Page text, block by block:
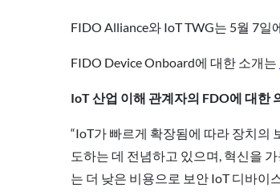
FIDO Alliance와 IoT TWG는 5월 7일
FIDO Device Onboard에 대한 소개는
IoT 산업 이해 관계자의 FDO에 대한
“IoT가 빠르게 확장됨에 따라 장치의
도하는 데 전념하고 있으며, 혁신을
는 더 낮은 비용으로 보안 IoT 디바이